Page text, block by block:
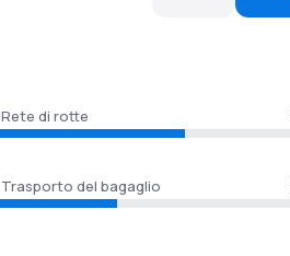
Rete di rotte
Trasporto del bagaglio